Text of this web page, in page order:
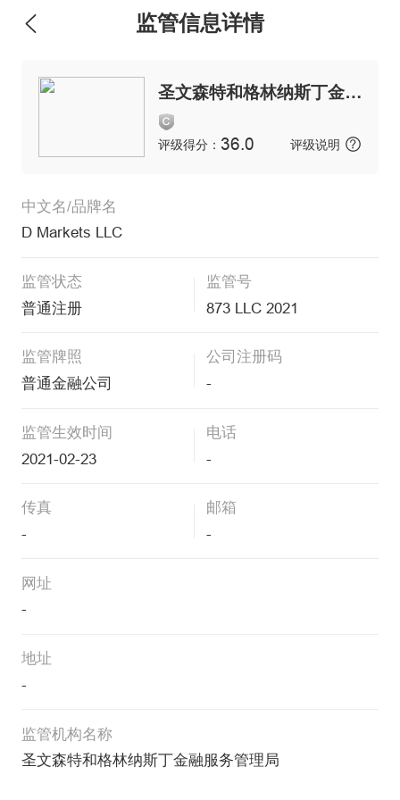
监管信息详情
圣文森特和格林纳斯丁金融服务管理局
评级得分： 36.0 评级说明
中文名/品牌名
D Markets LLC
监管状态
普通注册
监管号
873 LLC 2021
监管牌照
普通金融公司
公司注册码
-
监管生效时间
2021-02-23
电话
-
传真
-
邮箱
-
网址
-
地址
-
监管机构名称
圣文森特和格林纳斯丁金融服务管理局